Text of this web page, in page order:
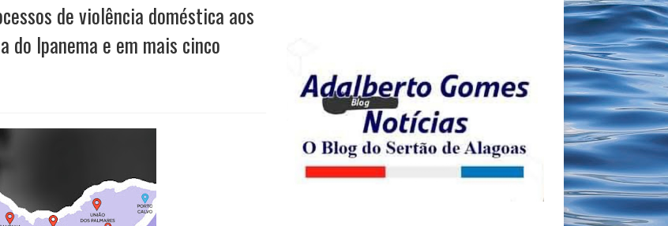
de violência doméstica aos
do Ipanema e em mais cinco